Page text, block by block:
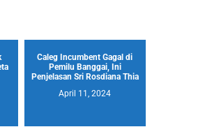
Caleg Incumbent Gagal di
Pemilu Banggai, Ini
Penjelasan Sri Rosdiana Thia
April 11, 2024